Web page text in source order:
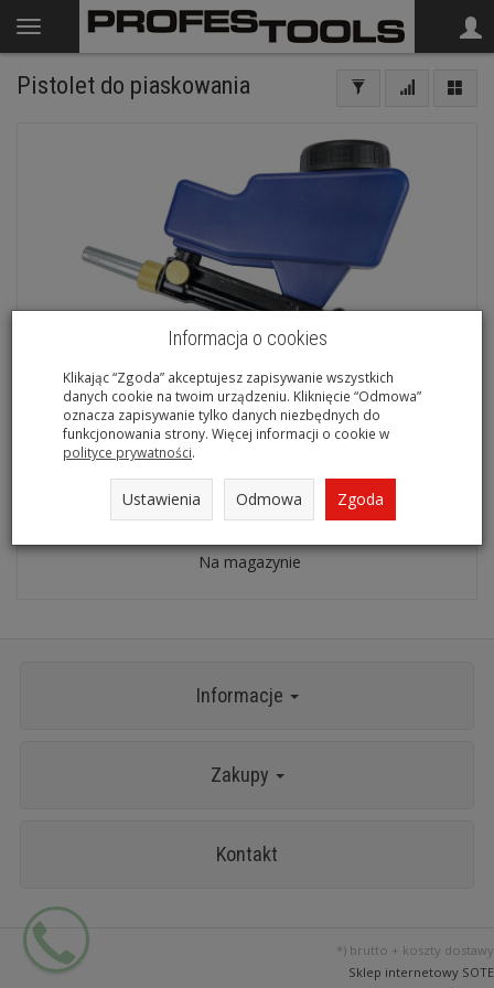
Pistolet do piaskowania
Na magazynie
Informacje
Zakupy
Kontakt
*) brutto + koszty dostawy
Sklep internetowy SOTE
Informacja o cookies
Klikając “Zgoda” akceptujesz zapisywanie wszystkich
danych cookie na twoim urządzeniu. Kliknięcie “Odmowa”
oznacza zapisywanie tylko danych niezbędnych do
funkcjonowania strony. Więcej informacji o cookie w
polityce prywatności.
Ustawienia Odmowa Zgoda